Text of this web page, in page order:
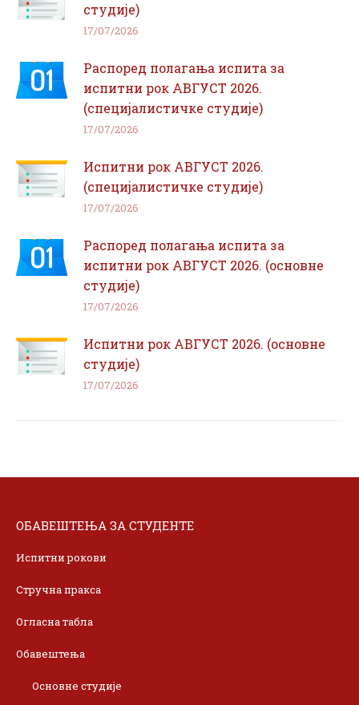
студије)
17/07/2026
Распоред полагања испита за
испитни рок АВГУСТ 2026.
(специјалистичке студије)
17/07/2026
Испитни рок АВГУСТ 2026.
(специјалистичке студије)
17/07/2026
Распоред полагања испита за
испитни рок АВГУСТ 2026. (основне
студије)
17/07/2026
Испитни рок АВГУСТ 2026. (основне
студије)
17/07/2026
ОБАВЕШТЕЊА ЗА СТУДЕНТЕ
Испитни рокови
Стручна пракса
Огласна табла
Обавештења
Основне студије